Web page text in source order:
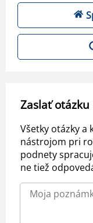
Zaslať otázku
Všetky otázky a
nástrojom pri
podnety
ne tiež